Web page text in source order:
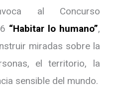
al Concurso
“Habitar lo humano”,
miradas sobre la
el territorio, la
sensible del mundo.